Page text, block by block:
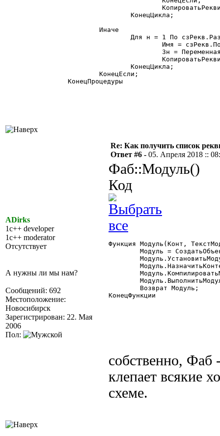
КонецПроцедуры
ADirks
1c++ developer
1c++ moderator
Отсутствует
А нужны ли мы нам?
Сообщений: 692
Местоположение:
Новосибирск
Зарегистрирован: 22. Мая
2006
Пол:
Re: Как получить список
Ответ #6 - 05. Апреля 2018 ::
Фаб::Модуль()
Код
Функция Модуль(Конт,
КонецФункции
собственно, Фаб
клепает всякие
схеме.